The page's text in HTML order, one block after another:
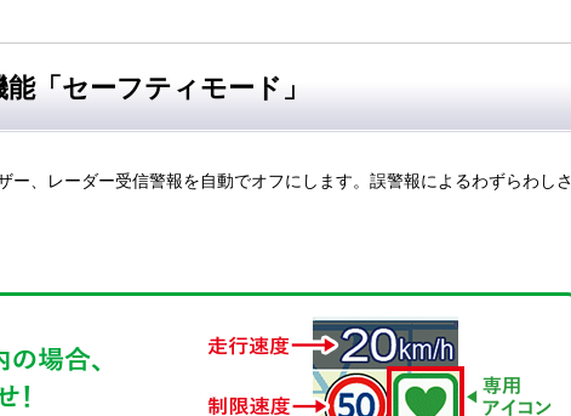
「セーフティモード」
ー、レーダー受信警報を自動でオフにします。誤警報によるわずらわしさ